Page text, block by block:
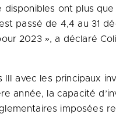
ont plus
passé de 4,4 au 31
2023 », a déclaré
avec les principaux
année, la capacité
imposées